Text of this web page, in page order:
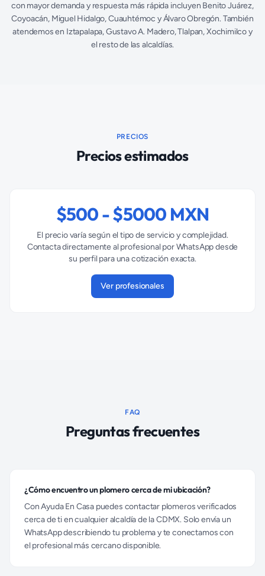
con mayor demanda y respuesta más rápida incluyen Benito Juárez,
Coyoacán, Miguel Hidalgo, Cuauhtémoc y Álvaro Obregón. También
atendemos en Iztapalapa, Gustavo A. Madero, Tlalpan, Xochimilco y
el resto de las alcaldías.
PRECIOS
Precios estimados
$500- $5000 MXN
El precio varía según el tipo de servicio y complejidad.
Contacta directamente al profesional por WhatsApp desde
su perfil para una cotización exacta.
Ver profesionales
FAQ
Preguntas frecuentes
¿Cómo encuentro un plomero cerca de mi ubicación?
Con Ayuda En Casa puedes contactar plomeros verificados
cerca de ti en cualquier alcaldía de la CDMX. Solo envía un
WhatsApp describiendo tu problema y te conectamos con
el profesional más cercano disponible.